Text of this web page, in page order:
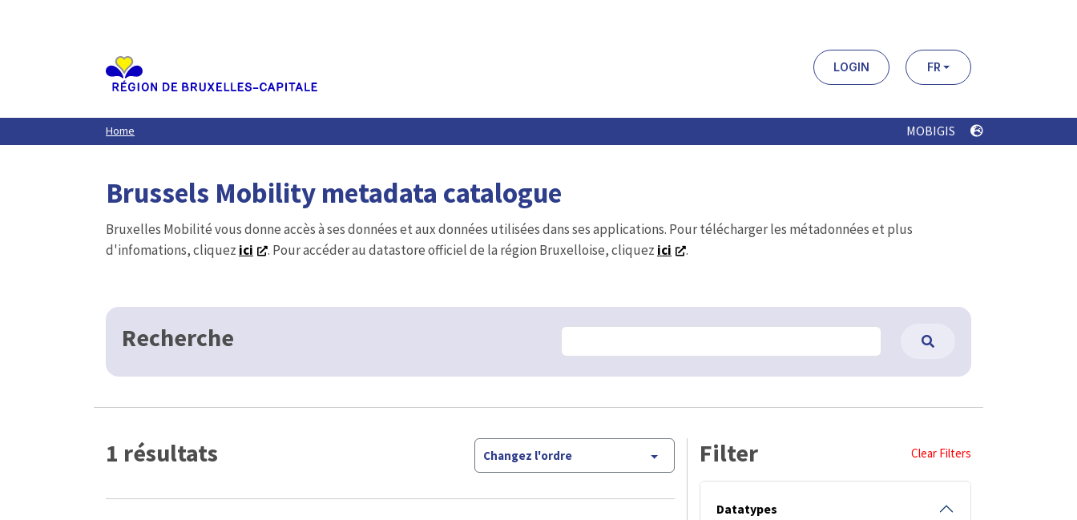
LOGIN FR
Home MOBIGIS
Brussels Mobility metadata catalogue
Bruxelles Mobilité vous donne accès à ses données et aux données utilisées dans ses applications. Pour télécharger les métadonnées et plus
d'infomations, cliquez ici . Pour accéder au datastore officiel de la région Bruxelloise, cliquez ici .
Recherche
1 résultats Changez l'ordre Filter Clear Filters
Datatypes